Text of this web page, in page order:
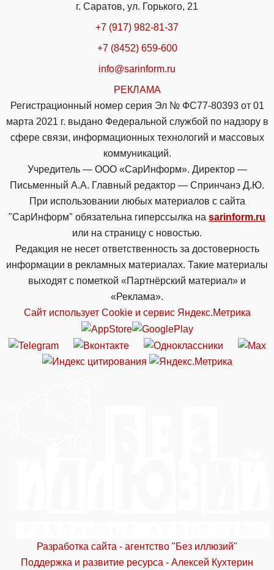
г. Саратов, ул. Горького, 21
+7 (917) 982-81-37
+7 (8452) 659-600
info@sarinform.ru
РЕКЛАМА
Регистрационный номер серия Эл № ФС77-80393 от 01
марта 2021 г. выдано Федеральной службой по надзору в
сфере связи, информационных технологий и массовых
коммуникаций.
Учредитель — ООО «СарИнформ». Директор —
Письменный А.А. Главный редактор — Спринчанэ Д.Ю.
При использовании любых материалов с сайта
"СарИнформ" обязательна гиперссылка на sarinform.ru
или на страницу с новостью.
Редакция не несет ответственность за достоверность
информации в рекламных материалах. Такие материалы
выходят с пометкой «Партнёрский материал» и
«Реклама».
Сайт использует Cookie и сервиc Яндекс.Метрика
Разработка сайта - агентство "Без иллюзий"
Поддержка и развитие ресурса - Алексей Кухтерин